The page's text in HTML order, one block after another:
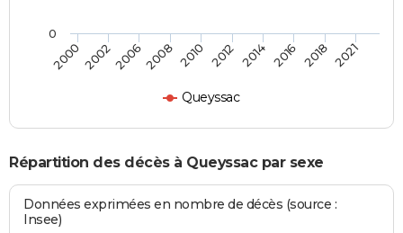
Queyssac
2000200220062008 2010 2012 2014 2016 2018 2021
0
Répartition des décès à Queyssac par sexe
Données exprimées en nombre de décès (source :
Insee)